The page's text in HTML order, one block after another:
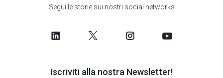
Segui le storie sui nostri social networks
Iscriviti alla nostra Newsletter!